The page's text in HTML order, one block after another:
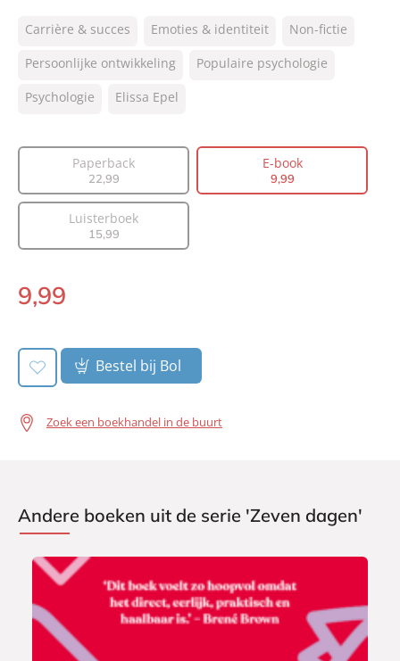
NUR:
770
Type:
E-book
Auteur(s):
Elissa Epel
Aantal pagina's:
Uitgever:
Lev.
Verschijningsdatum:
Carrière & succes Emoties & identiteit
Non-fictie
Persoonlijke ontwikkeling
Populaire psychologie
Psychologie
Elissa Epel
Paperback
22,99
E-book
9,99
Luisterboek
15,99
E-
9,99
Bestel bij Bol
Zoek een boekhandel in de buurt
Andere boeken uit de serie 'Zeven dagen'